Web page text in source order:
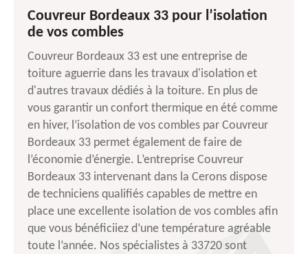
Couvreur Bordeaux 33 pour l’isolation
de vos combles
Couvreur Bordeaux 33 est une entreprise de
toiture aguerrie dans les travaux d'isolation et
d'autres travaux dédiés à la toiture. En plus de
vous garantir un confort thermique en été comme
en hiver, l’isolation de vos combles par Couvreur
Bordeaux 33 permet également de faire de
l’économie d’énergie. L’entreprise Couvreur
Bordeaux 33 intervenant dans la Cerons dispose
de techniciens qualifiés capables de mettre en
place une excellente isolation de vos combles afin
que vous bénéficiiez d’une température agréable
toute l’année. Nos spécialistes à 33720 sont